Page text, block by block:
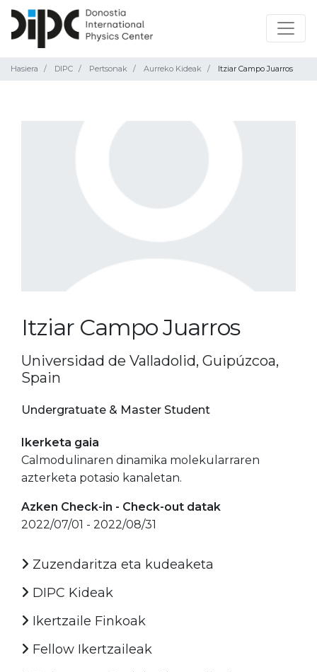
Hasiera DIPC Pertsonak Aurreko Kideak Itziar Campo Juarros
Itziar Campo Juarros
Universidad de Valladolid, Guipúzcoa,
Spain
Undergratuate & Master Student
Ikerketa gaia
Calmodulinaren dinamika molekularraren
azterketa potasio kanaletan.
Azken Check-in - Check-out datak
2022/07/01 - 2022/08/31
Zuzendaritza eta kudeaketa
DIPC Kideak
Ikertzaile Finkoak
Fellow Ikertzaileak